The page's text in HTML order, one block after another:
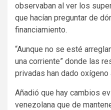
observaban al ver los
que hacían preguntar de
financiamiento.
“Aunque no se esté
una corriente” donde las
privadas han dado oxígeno
Añadió que hay cambios
venezolana que de